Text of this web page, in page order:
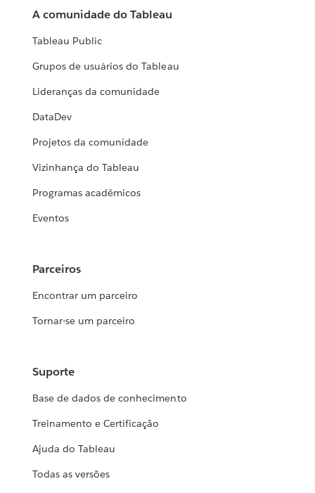
A comunidade do Tableau
Tableau Public
Grupos de usuários do Tableau
Lideranças da comunidade
DataDev
Projetos da comunidade
Vizinhança do Tableau
Programas acadêmicos
Eventos
Parceiros
Encontrar um parceiro
Tornar-se um parceiro
Suporte
Base de dados de conhecimento
Treinamento e Certificação
Ajuda do Tableau
Todas as versões